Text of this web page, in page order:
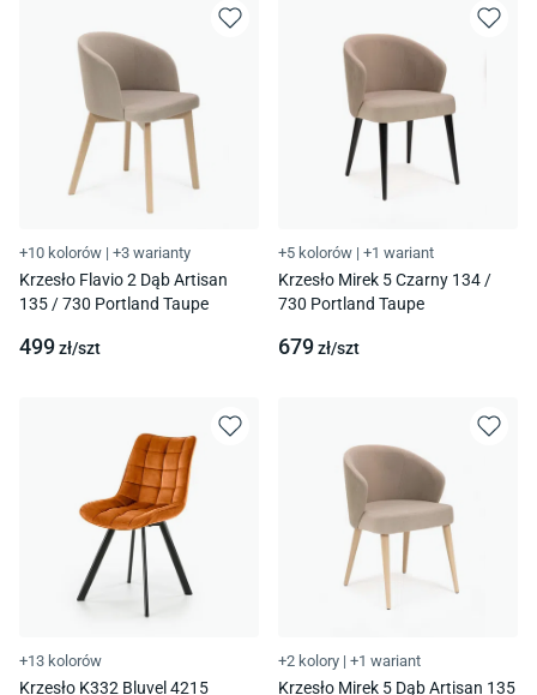
+10 kolorów | +3 warianty
Krzesło Flavio 2 Dąb Artisan
135 / 730 Portland Taupe
499zł/szt
+5 kolorów | +1 wariant
Krzesło Mirek 5 Czarny 134 /
730 Portland Taupe
679zł/szt
+13 kolorów
Krzesło K332 Bluvel 4215
+2 kolory | +1 wariant
Krzesło Mirek 5 Dąb Artisan 135